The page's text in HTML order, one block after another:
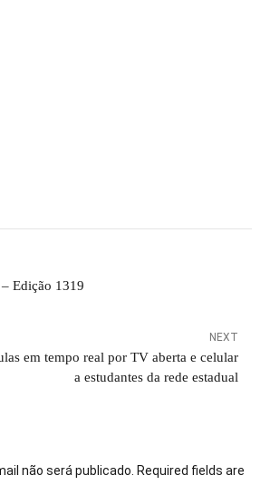
Edição 1319
NEXT
em tempo real por TV aberta e celular
a estudantes da rede estadual
não será publicado. Required fields are